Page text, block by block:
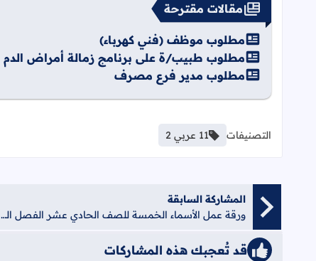
مقالات مقترحة
مطلوب موظف (فني كهرباء)
مطلوب طبيب/ة على برنامج زمالة أمراض الدم
مطلوب مدير فرع مصرف
التصنيفات 11 عربي 2
المشاركة السابقة
ورقة عمل الأسماء الخمسة للصف الحادي عشر الفصل الثاني
قد تُعجبك هذه المشاركات